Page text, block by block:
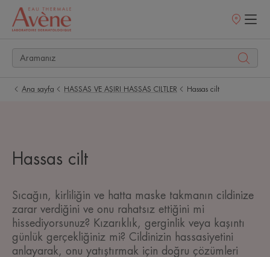
Satış
Ana sayfa HASSAS VE AŞIRI HASSAS CILTLER Hassas cilt
Hassas cilt
Sıcağın, kirliliğin ve hatta maske takmanın cildinize
zarar verdiğini ve onu rahatsız ettiğini mi
hissediyorsunuz? Kızarıklık, gerginlik veya kaşıntı
günlük gerçekliğiniz mi? Cildinizin hassasiyetini
anlayarak, onu yatıştırmak için doğru çözümleri